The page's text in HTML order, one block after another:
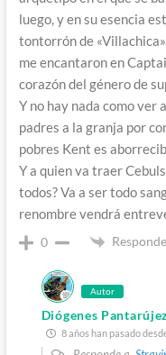
luego, y en su esencia
tontorrón de
me encantaron en
corazón del género de
Y no hay nada como ver
padres a la granja por
pobres Kent es
Y a quien va traer
todos? Va a ser todo
renombre vendrá
0
Autor
Diógenes
8 años han pasado